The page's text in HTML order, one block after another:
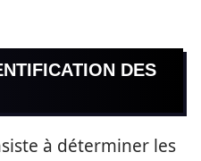
DES
à déterminer les